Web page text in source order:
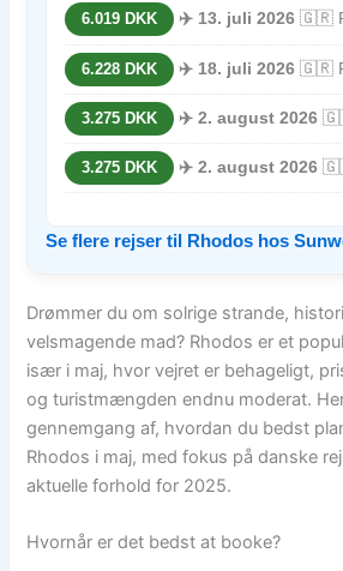
6.019 DKK ✈️ 13. juli 2026 🇬🇷
6.228 DKK ✈️ 18. juli 2026 🇬🇷
3.275 DKK ✈️ 2. august 2026
3.275 DKK ✈️ 2. august 2026
Se flere rejser til Rhodos hos
Drømmer du om solrige strande,
velsmagende mad? Rhodos er et
især i maj, hvor vejret er behageligt,
og turistmængden endnu moderat.
gennemgang af, hvordan du bedst
Rhodos i maj, med fokus på danske
aktuelle forhold for 2025.
Hvornår er det bedst at booke?